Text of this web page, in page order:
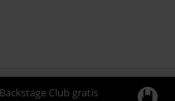
Club gratis